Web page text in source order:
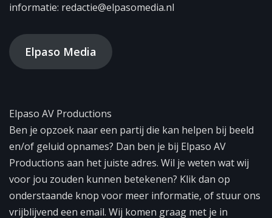
informatie: redactie@elpasomedia.nl
Elpaso Media
Elpaso AV Productions
Ben je opzoek naar een partij die kan helpen bij beeld
en/of geluid opnames? Dan ben je bij Elpaso AV
Productions aan het juiste adres. Wil je weten wat wij
voor jou zouden kunnen betekenen? Klik dan op
onderstaande knop voor meer informatie, of stuur ons
vrijblijvend een email. Wij komen graag met je in